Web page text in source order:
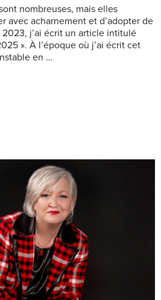
nombreuses, mais elles
avec acharnement et d’adopter de
j’ai écrit un article intitulé
». À l’époque où j’ai écrit cet
en …